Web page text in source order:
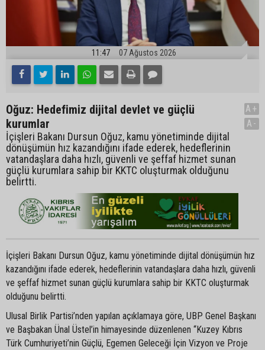
11:47 07 Ağustos 2026
Oğuz: Hedefimiz dijital devlet ve güçlü
kurumlar
İçişleri Bakanı Dursun Oğuz, kamu yönetiminde dijital
dönüşümün hız kazandığını ifade ederek, hedeflerinin
vatandaşlara daha hızlı, güvenli ve şeffaf hizmet sunan
güçlü kurumlara sahip bir KKTC oluşturmak olduğunu
belirtti.
A+
A-
İçişleri Bakanı Dursun Oğuz, kamu yönetiminde dijital dönüşümün hız
kazandığını ifade ederek, hedeflerinin vatandaşlara daha hızlı, güvenli
ve şeffaf hizmet sunan güçlü kurumlara sahip bir KKTC oluşturmak
olduğunu belirtti.
Ulusal Birlik Partisi’nden yapılan açıklamaya göre, UBP Genel Başkanı
ve Başbakan Ünal Üstel’in himayesinde düzenlenen “Kuzey Kıbrıs
Türk Cumhuriyeti’nin Güçlü, Egemen Geleceği İçin Vizyon ve Proje